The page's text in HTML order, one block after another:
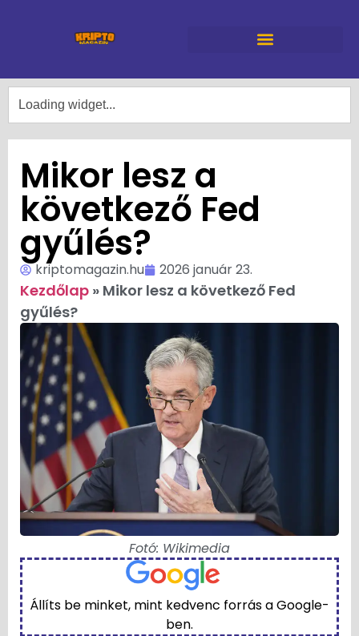
Mikor lesz a
következő Fed
gyűlés?
kriptomagazin.hu 2026 január 23.
Kezdőlap » Mikor lesz a következő Fed
gyűlés?
Fotó: Wikimedia
Állíts be minket, mint kedvenc forrás a Google-
ben.